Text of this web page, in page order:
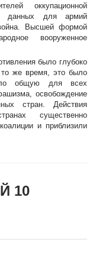
оккупационной
данных для армий
Высшей формой
вооруженное
было глубоко
же время, это было
общую для всех
освобождение
стран. Действия
существенно
и приблизили
10